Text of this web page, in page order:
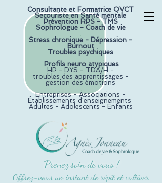
Consultante et Formatrice QVCT
Secouriste en Santé mentale
Prévention RPS - TMS
Sophrologue - Coach de vie
Stress chronique - Dépression -
Burnout
Troubles psychiques
Profils neuro atypiques
HP - DYS - TDA/H -
troubles des apprentissages -
gestion des émotions
Entreprises - Associations -
Établissements d'enseignements
Adultes - Adolescents - Enfants
Coach de vie & Sophrologue
"Prenez soin de vous !
Offrez-vous un instant de répit et cultiver